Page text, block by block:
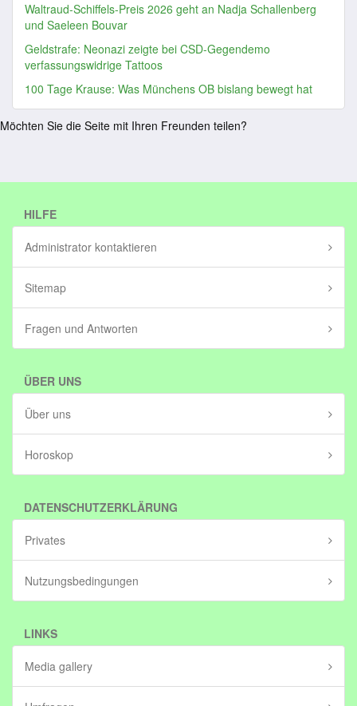
Waltraud-Schiffels-Preis 2026 geht an Nadja Schallenberg
und Saeleen Bouvar
Geldstrafe: Neonazi zeigte bei CSD-Gegendemo
verfassungswidrige Tattoos
100 Tage Krause: Was Münchens OB bislang bewegt hat
Möchten Sie die Seite mit Ihren Freunden teilen?
HILFE
Administrator kontaktieren
Sitemap
Fragen und Antworten
ÜBER UNS
Über uns
Horoskop
DATENSCHUTZERKLÄRUNG
Privates
Nutzungsbedingungen
LINKS
Media gallery